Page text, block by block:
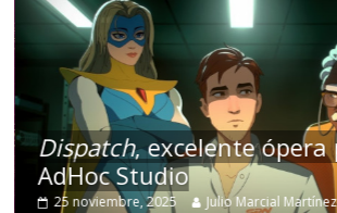
Dispatch, excelente ópera
AdHoc Studio
25 noviembre, 2025 Julio Marcial